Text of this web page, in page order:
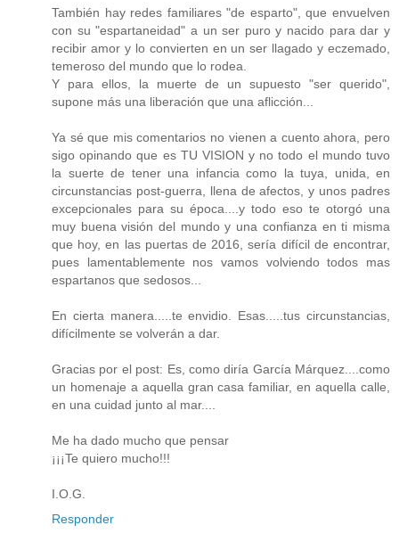
También hay redes familiares "de esparto", que envuelven
con su "espartaneidad" a un ser puro y nacido para dar y
recibir amor y lo convierten en un ser llagado y eczemado,
temeroso del mundo que lo rodea.
Y para ellos, la muerte de un supuesto "ser querido",
supone más una liberación que una aflicción...
Ya sé que mis comentarios no vienen a cuento ahora, pero
sigo opinando que es TU VISION y no todo el mundo tuvo
la suerte de tener una infancia como la tuya, unida, en
circunstancias post-guerra, llena de afectos, y unos padres
excepcionales para su época....y todo eso te otorgó una
muy buena visión del mundo y una confianza en ti misma
que hoy, en las puertas de 2016, sería difícil de encontrar,
pues lamentablemente nos vamos volviendo todos mas
espartanos que sedosos...
En cierta manera.....te envidio. Esas.....tus circunstancias,
difícilmente se volverán a dar.
Gracias por el post: Es, como diría García Márquez....como
un homenaje a aquella gran casa familiar, en aquella calle,
en una cuidad junto al mar....
Me ha dado mucho que pensar
¡¡¡Te quiero mucho!!!
I.O.G.
Responder